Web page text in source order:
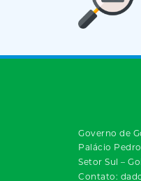
Governo de
Palácio
Setor Sul –
Contato: